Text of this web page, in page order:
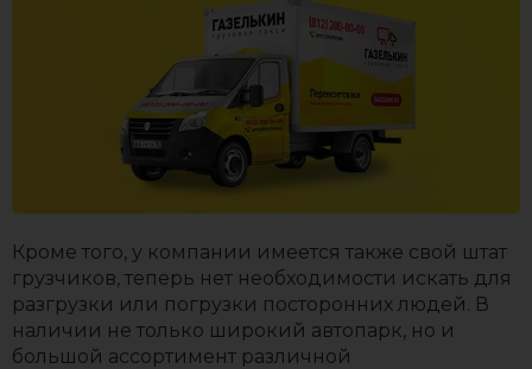
Кроме того, у компании имеется также свой штат
грузчиков, теперь нет необходимости искать для
разгрузки или погрузки посторонних людей. В
наличии не только широкий автопарк, но и
большой ассортимент различной